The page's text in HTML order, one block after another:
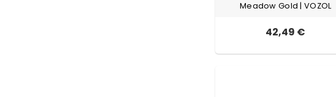
Meadow Gold | VOZOL
42,49 €